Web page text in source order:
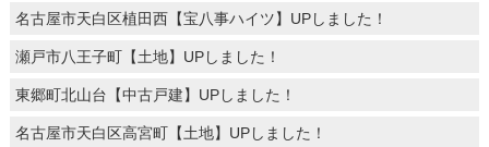
名古屋市天白区植田西【宝八事ハイツ】UPしました！
瀬戸市八王子町【土地】UPしました！
東郷町北山台【中古戸建】UPしました！
名古屋市天白区高宮町【土地】UPしました！